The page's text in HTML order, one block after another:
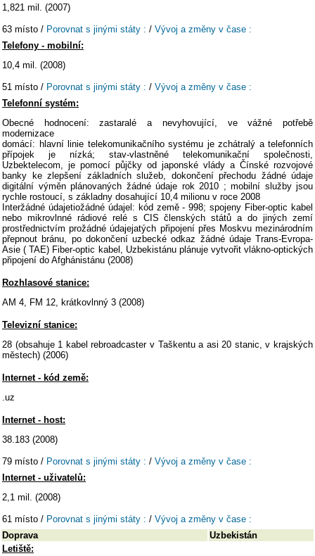
1,821 mil. (2007)
63 místo / Porovnat s jinými státy : / Vývoj a změny v čase :
Telefony - mobilní:
10,4 mil. (2008)
51 místo / Porovnat s jinými státy : / Vývoj a změny v čase :
Telefonní systém:
Obecné hodnocení: zastaralé a nevyhovující, ve vážné potřebě
modernizace
domácí: hlavní linie telekomunikačního systému je zchátralý a telefonních
přípojek je nízká; stav-vlastněné telekomunikační společnosti,
Uzbektelecom, je pomocí půjčky od japonské vlády a Čínské rozvojové
banky ke zlepšení základních služeb, dokončení přechodu žádné údaje
digitální výměn plánovaných žádné údaje rok 2010 ; mobilní služby jsou
rychle rostoucí, s základny dosahující 10,4 milionu v roce 2008
Interžádné údajetiožádné údajel: kód země - 998; spojeny Fiber-optic kabel
nebo mikrovlnné rádiové relé s CIS členských států a do jiných zemí
prostřednictvím prožádné údajejatých připojení přes Moskvu mezinárodním
přepnout bránu, po dokončení uzbecké odkaz žádné údaje Trans-Evropa-
Asie ( TAE) Fiber-optic kabel, Uzbekistánu plánuje vytvořit vlákno-optických
připojení do Afghánistánu (2008)
Rozhlasové stanice:
AM 4, FM 12, krátkovlnný 3 (2008)
Televizní stanice:
28 (obsahuje 1 kabel rebroadcaster v Taškentu a asi 20 stanic, v krajských
městech) (2006)
Internet - kód země:
.uz
Internet - host:
38.183 (2008)
79 místo / Porovnat s jinými státy : / Vývoj a změny v čase :
Internet - uživatelů:
2,1 mil. (2008)
61 místo / Porovnat s jinými státy : / Vývoj a změny v čase :
Doprava
Uzbekistán
Letiště: